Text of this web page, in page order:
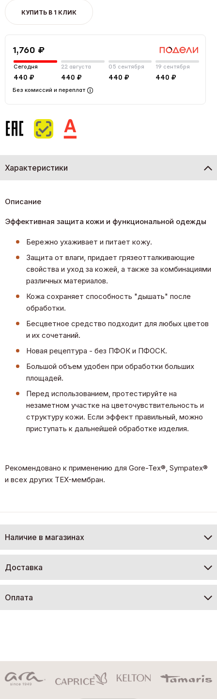
КУПИТЬ В 1 КЛИК
1,760 ₽
Сегодня
440 ₽
22 августа
440 ₽
05 сентября
440 ₽
19 сентября
440 ₽
Без комиссий и переплат
Характеристики
Описание
Эффективная защита кожи и функциональной одежды
Бережно ухаживает и питает кожу.
Защита от влаги, придает грязеотталкивающие
свойства и уход за кожей, а также за комбинациями
различных материалов.
Кожа сохраняет способность "дышать" после
обработки.
Бесцветное средство подходит для любых цветов
и их сочетаний.
Новая рецептура - без ПФОК и ПФОСК.
Большой объем удобен при обработки больших
площадей.
Перед использованием, протестируйте на
незаметном участке на цветочувствительность и
структуру кожи. Если эффект правильный, можно
приступать к дальнейшей обработке изделия.
Рекомендовано к применению для Gore-Tex®, Sympatex®
и всех других TEX-мембран.
Наличие в магазинах
Доставка
Оплата